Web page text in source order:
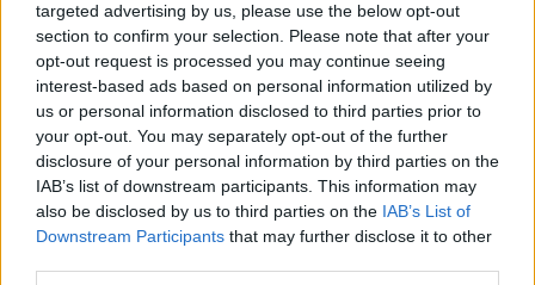
targeted advertising by us, please use the below opt-out
section to confirm your selection. Please note that after your
opt-out request is processed you may continue seeing
interest-based ads based on personal information utilized by
us or personal information disclosed to third parties prior to
your opt-out. You may separately opt-out of the further
disclosure of your personal information by third parties on the
IAB’s list of downstream participants. This information may
also be disclosed by us to third parties on the IAB’s List of
Downstream Participants that may further disclose it to other
Követem
#KVÍZ # ERŐS ANTÓNIA #HÍRESSÉG #SZTÁR
#BYEALEX #SZAKMA #DIPLOMA #VÉGZETTSÉG
#BULVÁR #KULCSÁR EDINA #DWAYNE JOHNSON